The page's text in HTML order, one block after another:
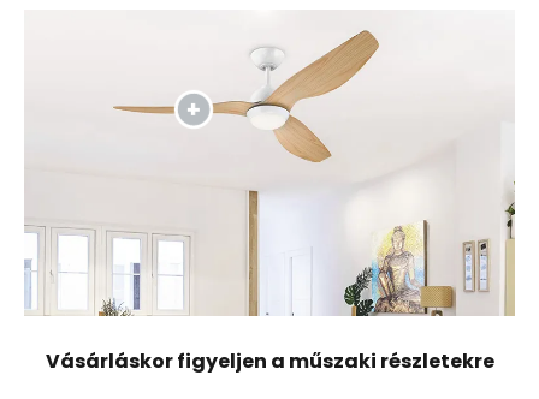
Vásárláskor figyeljen a műszaki részletekre